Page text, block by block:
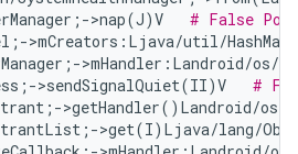
>nap(J)V # False
>mCreators:Ljava/util/
>mHandler:Landroid/
>sendSignalQuiet(II)V #
>getHandler()Landroid/
>get(I)Ljava/lang/